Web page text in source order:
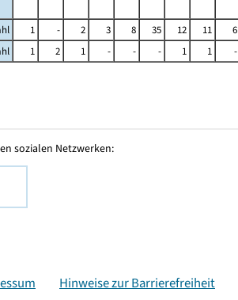
1 - 2 3 8 35 12 11 6
1 2 1 - - - 1 1 -
sozialen Netzwerken:
Hinweise zur Barrierefreiheit